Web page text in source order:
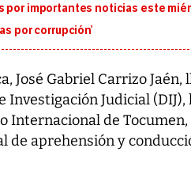
por importantes noticias este
por corrupción’
José Gabriel Carrizo Jaén,
Investigación Judicial (DIJ),
Internacional de Tocumen,
de aprehensión y